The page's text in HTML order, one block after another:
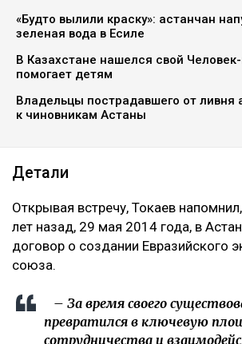
«Будто вылили краску»: астанчан
зеленая вода в Есиле
В Казахстане нашелся свой Человек-
помогает детям
Владельцы пострадавшего от ливня
к чиновникам Астаны
Детали
Открывая встречу, Токаев
лет назад, 29 мая 2014 года, в
договор о создании Евразийского
союза.
– За время своего
превратился в ключевую
сотрудничества и